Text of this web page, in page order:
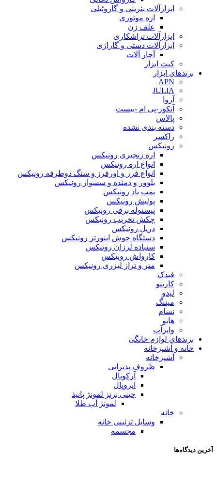
ابزارآلات بنزینی و گازوئیلی
اره موتوری
علف زن
ابزارآلات تراشکاری
ابزارآلات دستی و گاراژی
آچار آلات
کیت ابزار
برندهای ابزار
APN
JULIA
آروا
آنکور-پی ام -بیست
پالاس
دسته بندی نشده
راکسر
رونیکس
اره زنجیری رونیکس
انواع اره رونیکس
انواع فرز و اورفرز و سنگ دوطرفه رونیکس
بلوور و دمنده و سشوار رونیکس
پمپ باد رونیکس
پولیش رونیکس
پیستوله برقی رونیکس
چکش تخریب رونیکس
دریل رونیکس
دستگاه جوش اینورتر رونیکس
سنباده لرزان رونیکس
کارواش رونیکس
متر و تراز لیزری رونیکس
فیدک
کارینو
لیدو
میننگ
نسام
هابو
وایزآپ
برندهای لوازم خانگی
خانه و آشپزخانه
آشپزخانه
ظروف پذیرایی
آرکوپال
ایروپال
چینی برنز لمونژ پانیذ
لمونژ آب طلا
خانه
وسایل تزئینی خانه
مجسمه
آخرین دیدگاه‌ها